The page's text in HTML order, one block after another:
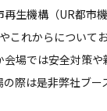
再生機構（UR都
これからについて
場では安全対策や
の際は是非弊社ブー